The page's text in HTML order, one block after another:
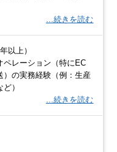
…続きを読む
以上）
ペレーション（特にEC
）の実務経験（例：生産
）
…続きを読む